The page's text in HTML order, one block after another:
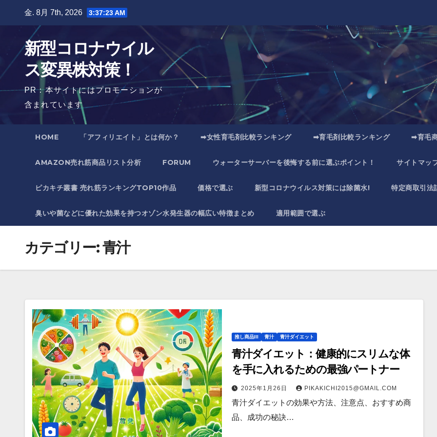
金. 8月 7th, 2026 3:37:24 AM
新型コロナウイル
ス変異株対策！
PR：本サイトにはプロモーションが
含まれています
HOME 「アフィリエイト」とは何か？ ➡女性育毛剤比較ランキング ➡育毛剤比較ランキング ➡育毛
AMAZON売れ筋商品リスト分析 FORUM ウォーターサーバーを後悔する前に選ぶポイント！ サイトマッ
ピカキチ叢書 売れ筋ランキングTOP10作品 価格で選ぶ 新型コロナウイルス対策には除菌水! 特定商取引法
臭いや菌などに優れた効果を持つオゾン水発生器の幅広い特徴まとめ 適用範囲で選ぶ
カテゴリー:青汁
推し商品III 青汁 青汁ダイエット
青汁ダイエット：健康的にスリムな体
を手に入れるための最強パートナー
2025年1月26日 PIKAKICHI2015@GMAIL.COM
青汁ダイエットの効果や方法、注意点、おすすめ商
品、成功の秘訣…